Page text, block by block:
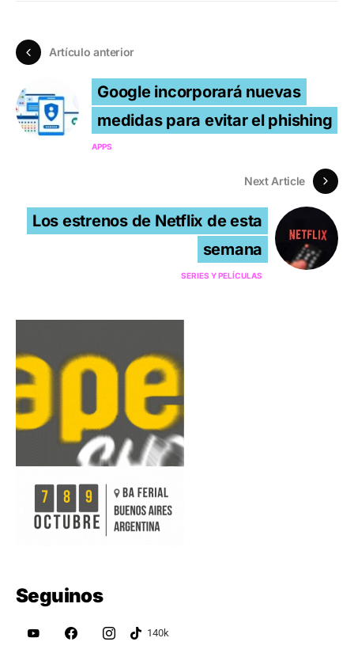
Artículo anterior
Google incorporará nuevas
medidas para evitar el phishing
APPS
Next Article
Los estrenos de Netflix de esta
semana
SERIES Y PELÍCULAS
Seguinos